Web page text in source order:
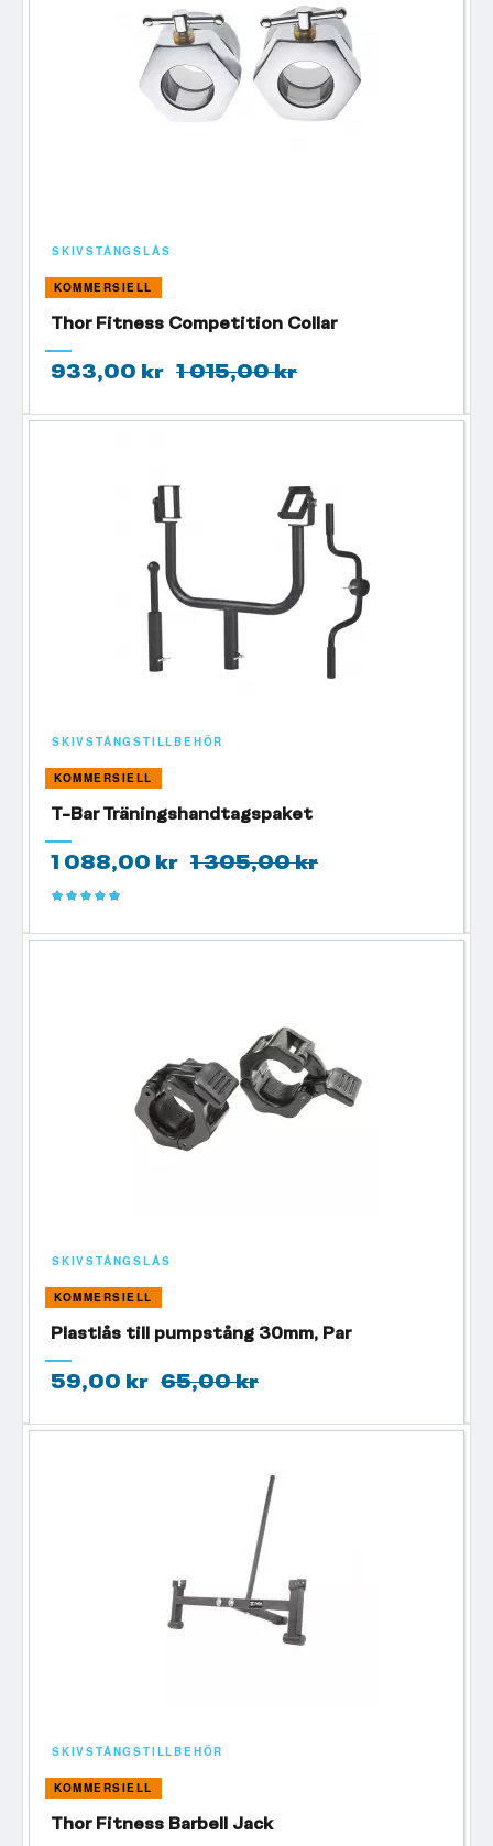
SKIVSTÅNGSLÅS
KOMMERSIELL
Thor Fitness Competition Collar
933,00 kr 1 015,00 kr
SKIVSTÅNGSTILLBEHÖR
KOMMERSIELL
T-Bar Träningshandtagspaket
1 088,00 kr 1 305,00 kr
Betyg:
SKIVSTÅNGSLÅS
KOMMERSIELL
Plastlås till pumpstång 30mm, Par
59,00 kr 65,00 kr
SKIVSTÅNGSTILLBEHÖR
KOMMERSIELL
Thor Fitness Barbell Jack